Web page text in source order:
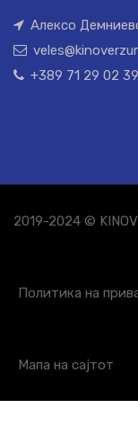
Алексо
+389 71 29 02 39
2019-2024 ©
Политика на
Мапа на сајтот